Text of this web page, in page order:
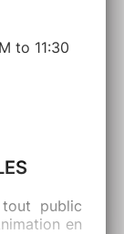
to 11:30
public
en